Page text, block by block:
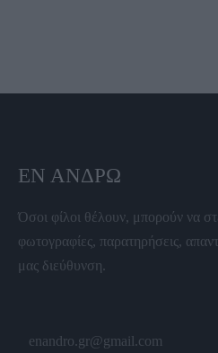
ΕΝ ΆΝΔΡΩ
Όσοι φίλοι θέλουν, μπορούν να
φωτογραφίες, παρατηρήσεις,
μας διεύθυνση.
enandro.gr@gmail.com